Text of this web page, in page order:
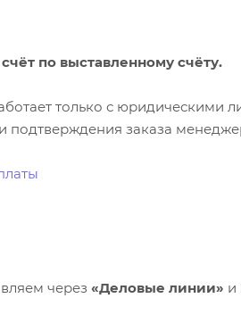
по выставленному счёту.
только с
подтверждения заказа
через «Деловые линии» и